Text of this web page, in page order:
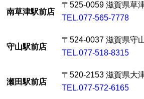
南草津駅前店
〒525-0059 滋賀県草
TEL.077-565-7778
守山駅前店
〒524-0037 滋賀県守
TEL.077-518-8315
瀬田駅前店
〒520-2153 滋賀県大
TEL.077-572-6165